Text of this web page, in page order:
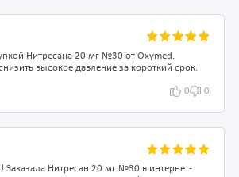
Нитресана 20 мг №30 от Oxymed.
высокое давление за короткий срок.
0 0
Заказала Нитресан 20 мг №30 в интернет-